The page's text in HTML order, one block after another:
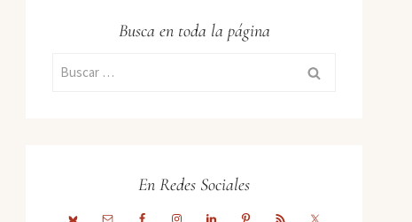
Busca en toda la página
Buscar:
En Redes Sociales